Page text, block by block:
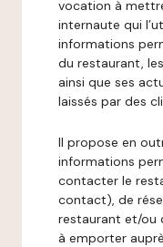
vocation à
internaute qui
informations
du restaurant,
ainsi que ses
laissés par des
Il propose en
informations
contacter le
contact), de
restaurant et/ou
à emporter